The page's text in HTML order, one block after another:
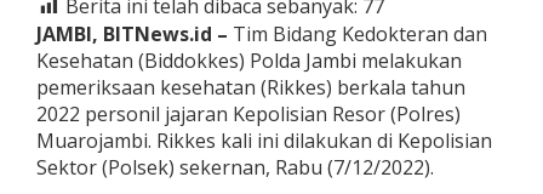
a
J
a
m
b
C
e
Berita ini telah dibaca sebanyak: 77
JAMBI, BITNews.id – Tim Bidang Kedokteran dan
Kesehatan (Biddokkes) Polda Jambi melakukan
pemeriksaan kesehatan (Rikkes) berkala tahun
2022 personil jajaran Kepolisian Resor (Polres)
Muarojambi. Rikkes kali ini dilakukan di Kepolisian
Sektor (Polsek) sekernan, Rabu (7/12/2022).